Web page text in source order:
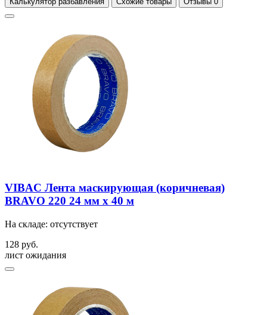
VIBAC Лента маскирующая (коричневая)
BRAVO 220 24 мм х 40 м
На складе: отсутствует
128 руб.
лист ожидания